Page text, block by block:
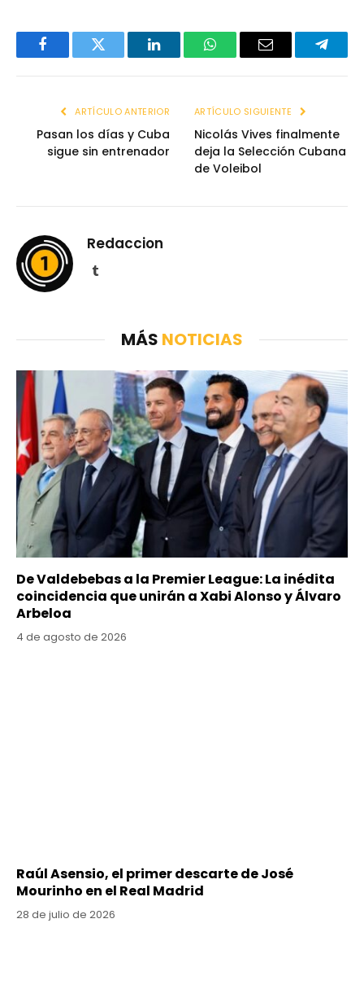
FacebookTwitter LinkedInWhatsAppEmail
ARTÍCULO ANTERIOR
Pasan los días y Cuba
sigue sin entrenador
ARTÍCULO SIGUIENTE
Nicolás Vives finalmente
deja la Selección Cubana
de Voleibol
Redaccion
Tumblr
MÁS NOTICIAS
De Valdebebas a la Premier League: La inédita
coincidencia que unirán a Xabi Alonso y Álvaro
Arbeloa
4 de agosto de 2026
Raúl Asensio, el primer descarte de José
Mourinho en el Real Madrid
28 de julio de 2026